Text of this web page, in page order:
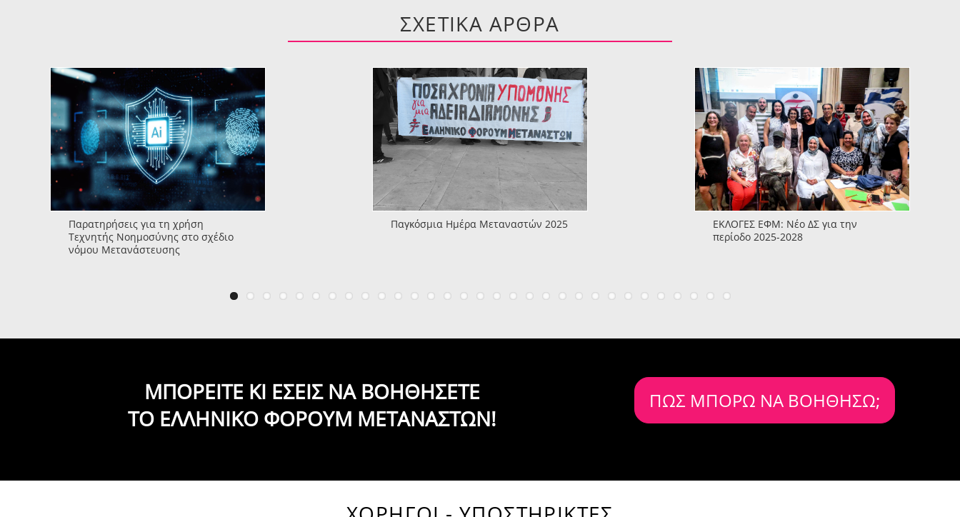
ΣΧΕΤΙΚΑ ΑΡΘΡΑ
Παρατηρήσεις για τη χρήση
Τεχνητής Νοημοσύνης στο σχέδιο
νόμου Μετανάστευσης
Παγκόσμια Ημέρα Μεταναστών 2025
ΕΚΛΟΓΕΣ ΕΦΜ: Νέο ΔΣ για την
περίοδο 2025-2028
ΜΠΟΡΕΙΤΕ ΚΙ ΕΣΕΙΣ ΝΑ ΒΟΗΘΗΣΕΤΕ
ΤΟ ΕΛΛΗΝΙΚΟ ΦΟΡΟΥΜ ΜΕΤΑΝΑΣΤΩΝ!
ΠΩΣ ΜΠΟΡΩ ΝΑ ΒΟΗΘΗΣΩ;